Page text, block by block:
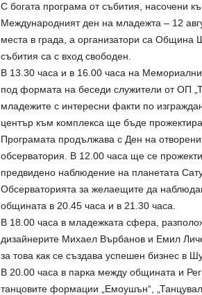
С богата програма от събития, насочени
Международният ден на младежта – 12
места в града, а организатори са
събития са с вход свободен.
В 13.30 чaса и в 16.00 часа на
под формата на беседи служители от ОП
младежите с интересни факти по
център към комплекса ще бъде
Програмата продължава с Ден на
обсерватория. В 12.00 часа ще се
предвидено наблюдение на планетата
Обсерваторията за желаещите да
общината в 20.45 часа и в 21.30 часа.
В 18.00 часа в младежката сфера,
дизайнерите Михаел Върбанов и Емил
за това как се създава успешен бизнес в
В 20.00 часа в парка между общината и
танцовите формации „Емоушън“,